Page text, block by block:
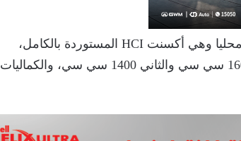
ويوجد النسخة الأحدث من هيونداي أكسنت RB المجمعة محليا وهي أكسنت HCI المستوردة بالكامل،
وتختلف النسختين، في مواصفات المحرك، الأول سعة 1600 سي سي والثاني 1400 سي سي، والكماليات